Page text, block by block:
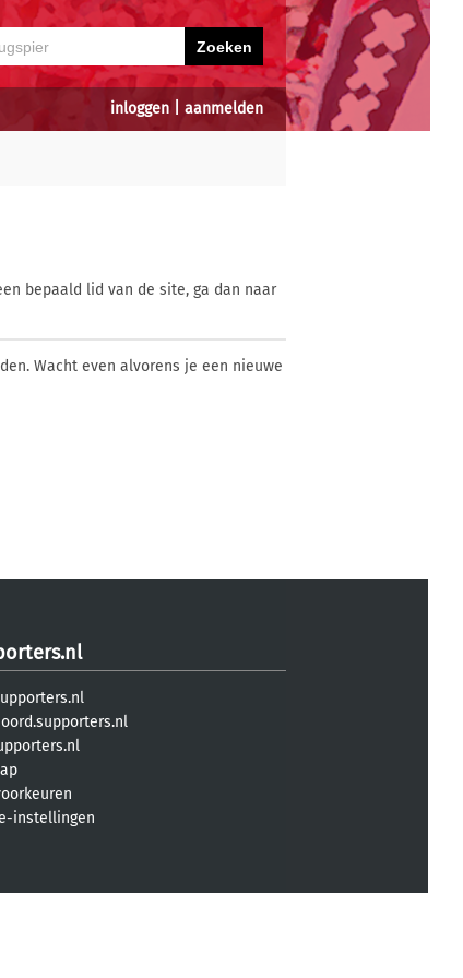
inloggen aanmelden
bepaald lid van de site, ga dan naar
Wacht even alvorens je een nieuwe
instellingen